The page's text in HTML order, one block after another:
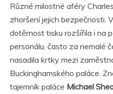
Různé milostné aféry
zhoršení jejich bezpečnosti.
dotěrnost tisku rozšířila i na
personálu, často za nemalé
nasadila krtky mezi
Buckinghamského paláce.
tajemník paláce Michael